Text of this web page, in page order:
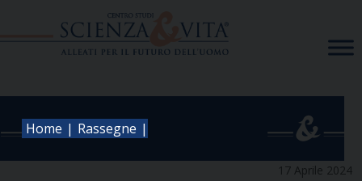
Home | Rassegne |
17 Aprile 2024